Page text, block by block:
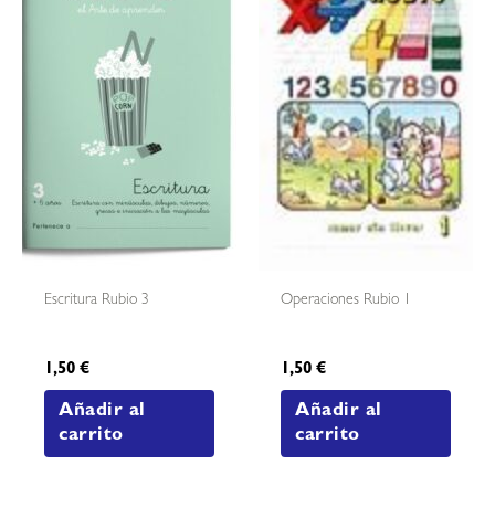
Escritura Rubio 3
1,50€
Añadir al
carrito
Operaciones Rubio 1
1,50€
Añadir al
carrito